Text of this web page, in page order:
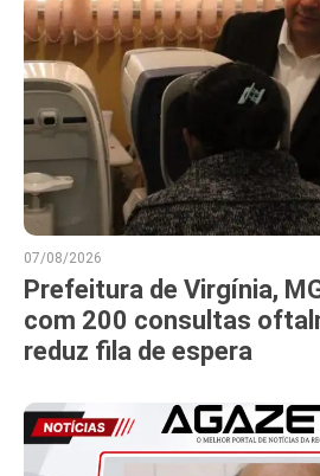
07/08/2026
Prefeitura de Virgínia,
com 200 consultas
reduz fila de espera